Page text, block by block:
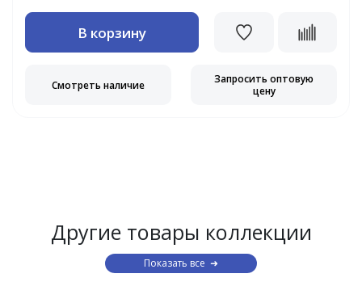
В корзину
Смотреть наличие
Запросить оптовую
цену
Другие товары коллекции
Показать все